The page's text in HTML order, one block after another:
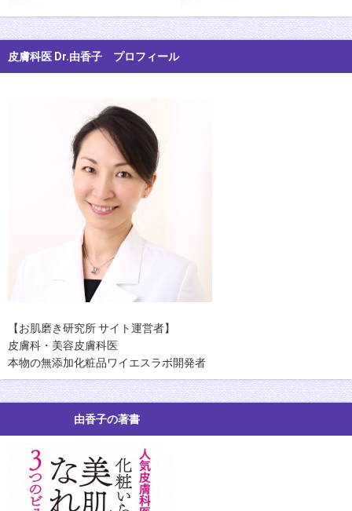
皮膚科医 Dr.由香子 プロフィール
【お肌磨き研究所 サイト運営者】
皮膚科・美容皮膚科医
本物の無添加化粧品ワイエスラボ開発者
由香子の著書